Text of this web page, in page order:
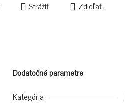
Strážiť Zdieľať
Dodatočné parametre
Kategória